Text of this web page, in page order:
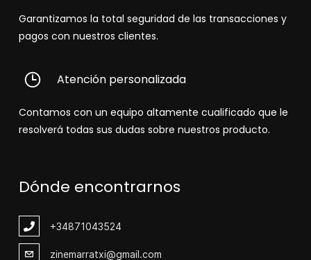
Garantizamos la total seguridad de las transacciones y
pagos con nuestros clientes.
Atención personalizada
Contamos con un equipo altamente cualificado que le
resolverá todas sus dudas sobre nuestros producto.
Dónde encontrarnos
+34871043524
zinemarratxi@gmail.com